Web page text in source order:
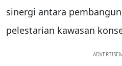
sinergi antara
pelestarian kawasan